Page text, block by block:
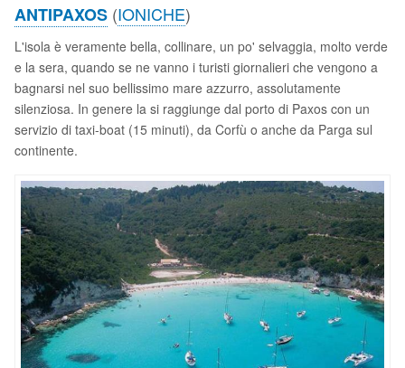
ANTIPAXOS (IONICHE)
L'isola è veramente bella, collinare, un po' selvaggia, molto verde
e la sera, quando se ne vanno i turisti giornalieri che vengono a
bagnarsi nel suo bellissimo mare azzurro, assolutamente
silenziosa. In genere la si raggiunge dal porto di Paxos con un
servizio di taxi-boat (15 minuti), da Corfù o anche da Parga sul
continente.